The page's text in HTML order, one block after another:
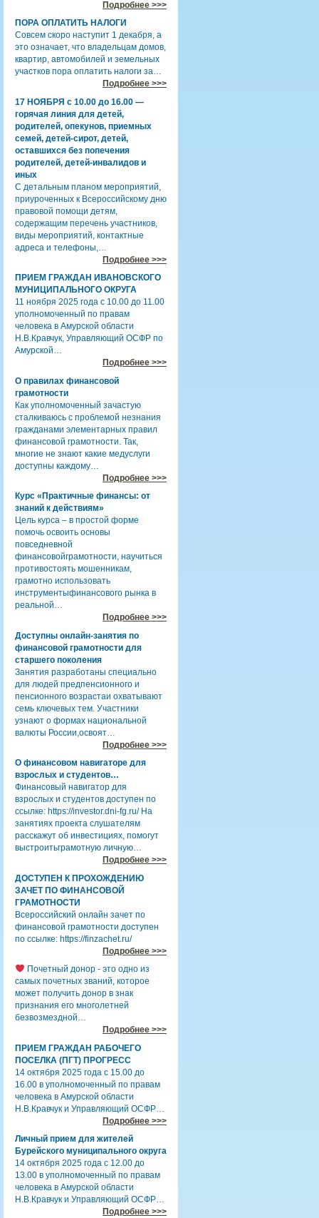
Подробнее >>>
ПОРА ОПЛАТИТЬ НАЛОГИ
Совсем скоро наступит 1 декабря, а
это означает, что владельцам домов,
квартир, автомобилей и земельных
участков пора оплатить налоги за…
Подробнее >>>
17 НОЯБРЯ с 10.00 до 16.00 —
горячая линия для детей,
родителей, опекунов, приемных
семей, детей-сирот, детей,
оставшихся без попечения
родителей, детей-инвалидов и
иных
С детальным планом мероприятий,
приуроченных к Всероссийскому дню
правовой помощи детям,
содержащим перечень участников,
виды мероприятий, контактные
адреса и телефоны,…
Подробнее >>>
ПРИЕМ ГРАЖДАН ИВАНОВСКОГО
МУНИЦИПАЛЬНОГО ОКРУГА
11 ноября 2025 года с 10.00 до 11.00
уполномоченный по правам
человека в Амурской области
Н.В.Кравчук, Управляющий ОСФР по
Амурской…
Подробнее >>>
О правилах финансовой
грамотности
Как уполномоченный зачастую
сталкиваюсь с проблемой незнания
гражданами элементарных правил
финансовой грамотности. Так,
многие не знают какие медуслуги
доступны каждому…
Подробнее >>>
Курс «Практичные финансы: от
знаний к действиям»
Цель курса – в простой форме
помочь освоить основы
повседневной
финансовойграмотности, научиться
противостоять мошенникам,
грамотно использовать
инструментыфинансового рынка в
реальной…
Подробнее >>>
Доступны онлайн-занятия по
финансовой грамотности для
старшего поколения
Занятия разработаны специально
для людей предпенсионного и
пенсионного возрастаи охватывают
семь ключевых тем. Участники
узнают о формах национальной
валюты России,освоят…
Подробнее >>>
О финансовом навигаторе для
взрослых и студентов…
Финансовый навигатор для
взрослых и студентов доступен по
ссылке: https://investor.dni-fg.ru/ На
занятиях проекта слушателям
расскажут об инвестициях, помогут
выстроитьграмотную личную…
Подробнее >>>
ДОСТУПЕН К ПРОХОЖДЕНИЮ
ЗАЧЕТ ПО ФИНАНСОВОЙ
ГРАМОТНОСТИ
Всероссийский онлайн зачет по
финансовой грамотности доступен
по ссылке: https://finzachet.ru/
Подробнее >>>
Почетный донор - это одно из
самых почетных званий, которое
может получить донор в знак
признания его многолетней
безвозмездной…
Подробнее >>>
ПРИЕМ ГРАЖДАН РАБОЧЕГО
ПОСЕЛКА (ПГТ) ПРОГРЕСС
14 октября 2025 года с 15.00 до
16.00 в уполномоченный по правам
человека в Амурской области
Н.В.Кравчук и Управляющий ОСФР…
Подробнее >>>
Личный прием для жителей
Бурейского муниципального округа
14 октября 2025 года с 12.00 до
13.00 в уполномоченный по правам
человека в Амурской области
Н.В.Кравчук и Управляющий ОСФР…
Подробнее >>>